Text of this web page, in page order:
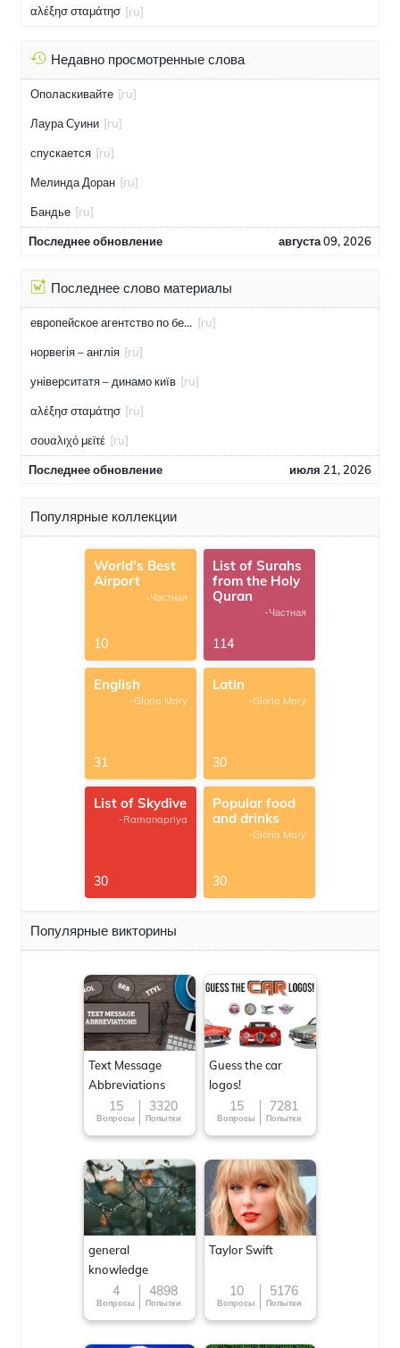
αλέξησ σταμάτησ [ru]
Недавно просмотренные слова
Ополаскивайте [ru]
Лаура Суини [ru]
спускается [ru]
Мелинда Доран [ru]
Бандье [ru]
Последнее обновление августа 09, 2026
Последнее слово материалы
европейское агентство по безопасности полётов [ru]
норвегія – англія [ru]
університатя – динамо київ [ru]
αλέξησ σταμάτησ [ru]
σουαλιχό μεϊτέ [ru]
Последнее обновление июля 21, 2026
Популярные коллекции
World's Best
Airport
-Частная
10
List of Surahs
from the Holy
Quran
-Частная
114
English
-Gloria Mary
31
Latin
-Gloria Mary
30
List of Skydive
-Ramanapriya
30
Popular food
and drinks
-Gloria Mary
30
Популярные викторины
Text Message
Abbreviations
15
Вопросы
3320
Попытки
Guess the car
logos!
15
Вопросы
7281
Попытки
general
knowledge
4
Вопросы
4898
Попытки
Taylor Swift
10
Вопросы
5176
Попытки